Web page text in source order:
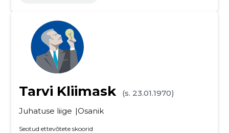
Tarvi Kliimask
(s. 23.01.1970)
Juhatuse liige
Osanik
Seotud ettevõtete skoorid